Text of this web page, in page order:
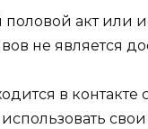
акт или
не является
в